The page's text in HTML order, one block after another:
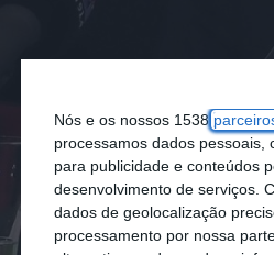
Nós e os nossos 1538
processamos dados pessoais,
para publicidade e conteúdos
desenvolvimento de serviços.
dados de geolocalização
processamento por nossa